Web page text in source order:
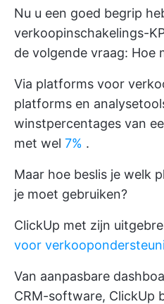
Nu u een goed begrip
verkoopinschakelings-
de volgende vraag: Hoe
Via platforms voor
platforms en
winstpercentages van
met wel 7% .
Maar hoe beslis je welk
je moet gebruiken?
ClickUp met zijn
voor
Van aanpasbare
CRM-software, ClickUp